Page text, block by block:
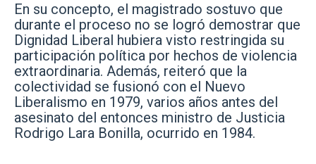
En su concepto, el magistrado sostuvo que
durante el proceso no se logró demostrar que
Dignidad Liberal hubiera visto restringida su
participación política por hechos de violencia
extraordinaria. Además, reiteró que la
colectividad se fusionó con el Nuevo
Liberalismo en 1979, varios años antes del
asesinato del entonces ministro de Justicia
Rodrigo Lara Bonilla, ocurrido en 1984.